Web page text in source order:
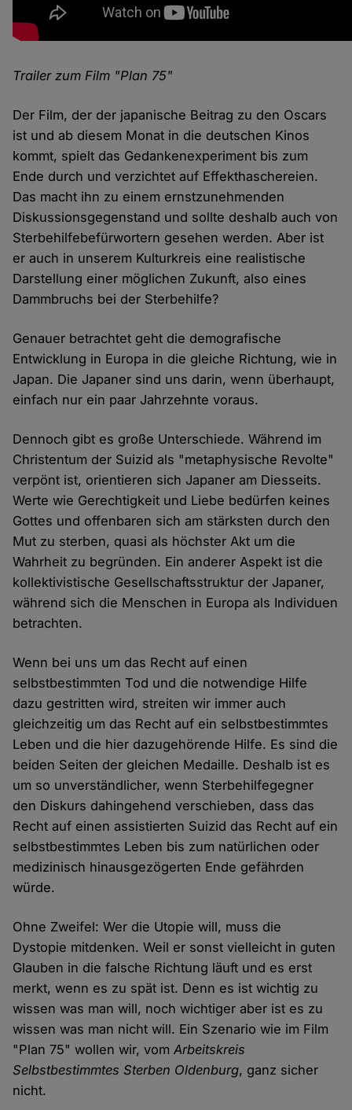
Trailer zum Film "Plan 75"
Der Film, der der japanische Beitrag zu den Oscars
ist und ab diesem Monat in die deutschen Kinos
kommt, spielt das Gedankenexperiment bis zum
Ende durch und verzichtet auf Effekthaschereien.
Das macht ihn zu einem ernstzunehmenden
Diskussionsgegenstand und sollte deshalb auch von
Sterbehilfebefürwortern gesehen werden. Aber ist
er auch in unserem Kulturkreis eine realistische
Darstellung einer möglichen Zukunft, also eines
Dammbruchs bei der Sterbehilfe?
Genauer betrachtet geht die demografische
Entwicklung in Europa in die gleiche Richtung, wie in
Japan. Die Japaner sind uns darin, wenn überhaupt,
einfach nur ein paar Jahrzehnte voraus.
Dennoch gibt es große Unterschiede. Während im
Christentum der Suizid als "metaphysische Revolte"
verpönt ist, orientieren sich Japaner am Diesseits.
Werte wie Gerechtigkeit und Liebe bedürfen keines
Gottes und offenbaren sich am stärksten durch den
Mut zu sterben, quasi als höchster Akt um die
Wahrheit zu begründen. Ein anderer Aspekt ist die
kollektivistische Gesellschaftsstruktur der Japaner,
während sich die Menschen in Europa als Individuen
betrachten.
Wenn bei uns um das Recht auf einen
selbstbestimmten Tod und die notwendige Hilfe
dazu gestritten wird, streiten wir immer auch
gleichzeitig um das Recht auf ein selbstbestimmtes
Leben und die hier dazugehörende Hilfe. Es sind die
beiden Seiten der gleichen Medaille. Deshalb ist es
um so unverständlicher, wenn Sterbehilfegegner
den Diskurs dahingehend verschieben, dass das
Recht auf einen assistierten Suizid das Recht auf ein
selbstbestimmtes Leben bis zum natürlichen oder
medizinisch hinausgezögerten Ende gefährden
würde.
Ohne Zweifel: Wer die Utopie will, muss die
Dystopie mitdenken. Weil er sonst vielleicht in guten
Glauben in die falsche Richtung läuft und es erst
merkt, wenn es zu spät ist. Denn es ist wichtig zu
wissen was man will, noch wichtiger aber ist es zu
wissen was man nicht will. Ein Szenario wie im Film
"Plan 75" wollen wir, vomArbeitskreis
Selbstbestimmtes Sterben Oldenburg, ganz sicher
nicht.